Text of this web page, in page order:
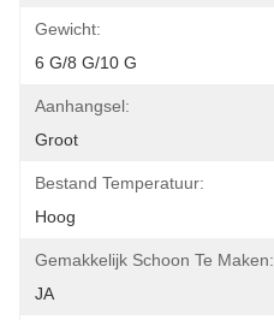
Gewicht:
6 G/8 G/10 G
Aanhangsel:
Groot
Bestand Temperatuur:
Hoog
Gemakkelijk Schoon Te Maken:
JA